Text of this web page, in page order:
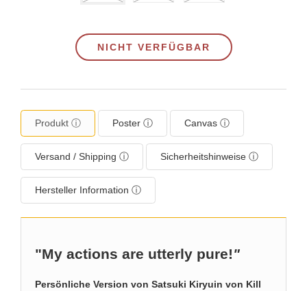
NICHT VERFÜGBAR
Produkt ⓘ Poster ⓘ Canvas ⓘ
Versand / Shipping ⓘ Sicherheitshinweise ⓘ
Hersteller Information ⓘ
"My actions are utterly pure!"
Persönliche Version von Satsuki Kiryuin von Kill